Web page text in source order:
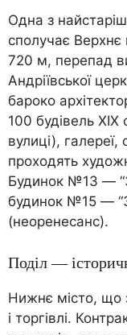
Одна з
сполучає
720 м, перепад
Андріївської
бароко
100 будівель XIX
вулиці), галереї,
проходять
Будинок №13 —
будинок №15 —
(неоренесанс).
Поділ —
Нижнє місто, що
і торгівлі.